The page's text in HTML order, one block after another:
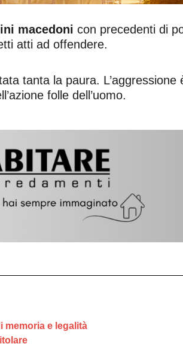
macedoni con precedenti di
atti ad offendere.
tanta la paura.
folle dell’uomo.
memoria e legalità